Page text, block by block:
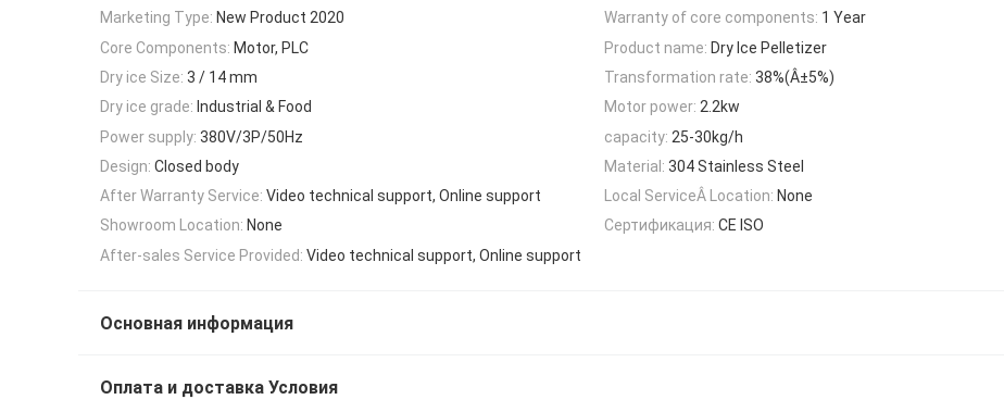
Marketing Type: New Product 2020 Warranty of core components: 1 Year
Core Components: Motor, PLC Product name: Dry Ice Pelletizer
Dry ice Size: 3 / 14 mm Transformation rate: 38%(Â±5%)
Dry ice grade: Industrial & Food Motor power: 2.2kw
Power supply: 380V/3P/50Hz capacity: 25-30kg/h
Design: Closed body Material: 304 Stainless Steel
After Warranty Service: Video technical support, Online support Local ServiceÂ Location: None
Showroom Location: None Сертификация: CE ISO
After-sales Service Provided: Video technical support, Online support
Основная информация
Оплата и доставка Условия